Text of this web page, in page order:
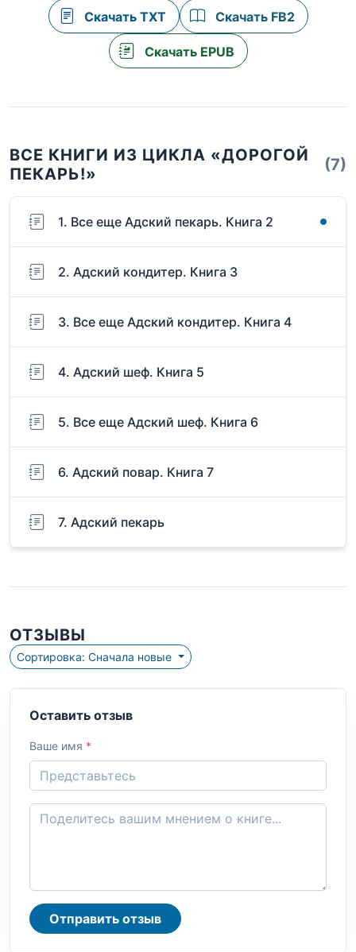
Скачать TXT Скачать FB2
Скачать EPUB
ВСЕ КНИГИ ИЗ ЦИКЛА «ДОРОГОЙ
ПЕКАРЬ!»
(7)
1. Все еще Адский пекарь. Книга 2
2. Адский кондитер. Книга 3
3. Все еще Адский кондитер. Книга 4
4. Адский шеф. Книга 5
5. Все еще Адский шеф. Книга 6
6. Адский повар. Книга 7
7. Адский пекарь
ОТЗЫВЫ
Сортировка: Сначала новые
Оставить отзыв
Ваше имя *
Отправить отзыв